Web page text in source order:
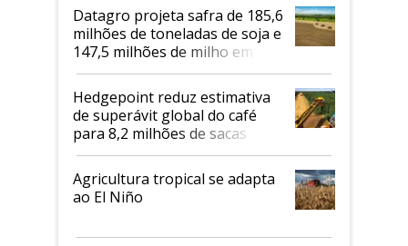
Datagro projeta safra de 185,6
milhões de toneladas de soja e
147,5 milhões de milho em
2026/27
Hedgepoint reduz estimativa
de superávit global do café
para 8,2 milhões de sacas
Agricultura tropical se adapta
ao El Niño